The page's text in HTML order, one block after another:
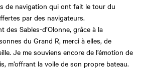
de navigation qui ont fait le tour du
par des navigateurs.
des Sables-d’Olonne, grâce à la
du Grand R, merci à elles, de
Je me souviens encore de l’émotion de
m’offrant la voile de son propre bateau.